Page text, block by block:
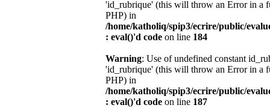
'id_rubrique' (this will throw an Error in a
PHP) in
/home/katholiq/spip3/ecrire/public/
: eval()'d code on line 184
Warning: Use of undefined constant
'id_rubrique' (this will throw an Error in a
PHP) in
/home/katholiq/spip3/ecrire/public/
: eval()'d code on line 187